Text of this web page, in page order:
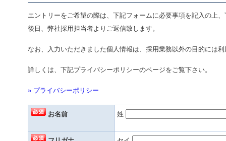
エントリーをご希望の際は、下記フォームに必要事項を記入の上
後日、弊社採用担当者よりご返信致します。
なお、入力いただきました個人情報は、採用業務以外の目的には
詳しくは、下記プライバシーポリシーのページをご覧下さい。
» プライバシーポリシー
お名前 姓